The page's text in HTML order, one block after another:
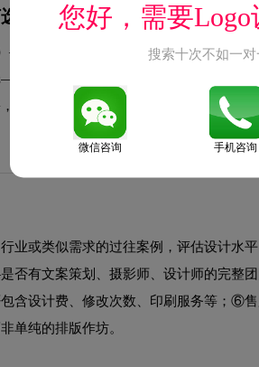
择？
——表面光滑、色彩还原好，适合产品画
纹理独特、手感佳，用于封面或高档
合大批量宣传册。选择原则：封面厚于
业或类似需求的过往案例，评估设计
有文案策划、摄影师、设计师的完整
含设计费、修改次数、印刷服务等；⑥
单纯的排版作坊。
您好，需要Logo
搜索十次不如一
微信咨询 手机咨询